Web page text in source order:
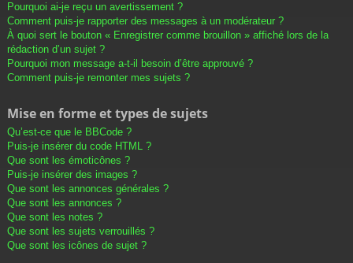
Pourquoi ai-je reçu un avertissement ?
Comment puis-je rapporter des messages à un modérateur ?
À quoi sert le bouton « Enregistrer comme brouillon » affiché lors de la
rédaction d’un sujet ?
Pourquoi mon message a-t-il besoin d’être approuvé ?
Comment puis-je remonter mes sujets ?
Mise en forme et types de sujets
Qu’est-ce que le BBCode ?
Puis-je insérer du code HTML ?
Que sont les émoticônes ?
Puis-je insérer des images ?
Que sont les annonces générales ?
Que sont les annonces ?
Que sont les notes ?
Que sont les sujets verrouillés ?
Que sont les icônes de sujet ?